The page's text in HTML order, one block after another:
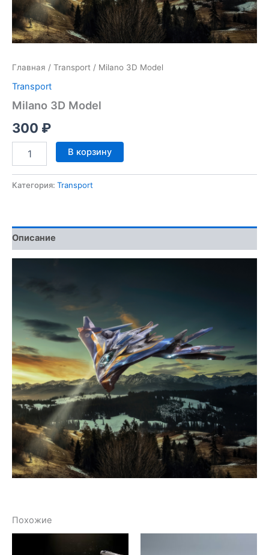
Главная / Transport / Milano 3D Model
Transport
Milano 3D Model
300 ₽
Количество
товара
3D
В корзину
Категория: Transport
Описание
Похожие